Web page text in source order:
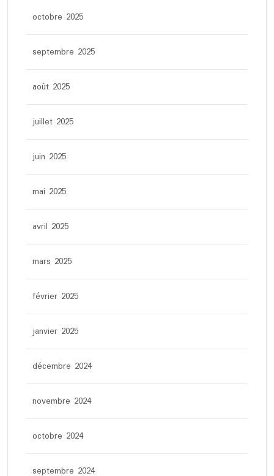
octobre 2025
septembre 2025
août 2025
juillet 2025
juin 2025
mai 2025
avril 2025
mars 2025
février 2025
janvier 2025
décembre 2024
novembre 2024
octobre 2024
septembre 2024